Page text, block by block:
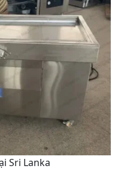
Sri Lanka